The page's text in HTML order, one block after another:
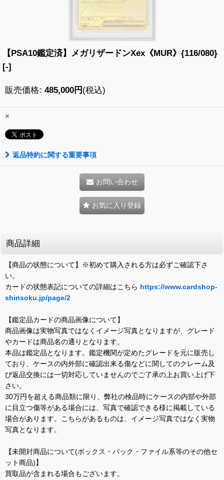
【PSA10鑑定済】メガリザードンXex《MUR》{116/080}
[-]
販売価格: 485,000円 (税込)
×
返品特約に関する重要事項
お問い合わせ
お気に入り登録
商品詳細
【商品の状態について】※初めて購入される方は必ずご確認下さ
い。
カードの状態表記についての詳細はこちら https://www.cardshop-
shinsoku.jp/page/2
【鑑定品カードの商品画像について】
商品画像は実物写真ではなくイメージ写真となりますが、グレード
やカードは商品名の通りとなります。
本品は鑑定品となります。鑑定機関が定めたグレードを元に販売し
ており、ケースの内外部に確認出来る傷などに関してのクレーム及
び返品交換には一切対応していませんのでご了承の上お買い上げ下
さい。
30万円を超える商品類に限り、弊社の検品時にケースの内部や外部
に目立つ傷等がある場合には、写真で確認できる様に掲載している
場合があります。こちらがあるものは、イメージ写真ではなく実物
写真となります。
【未開封商品について(ボックス・パック・ファイル系等のその他セ
ット商品)】
買取品が含まれる場合もございます。